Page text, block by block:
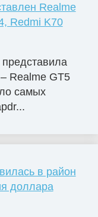
Realme
Redmi K70
Realme GT5
самых
в район
доллара